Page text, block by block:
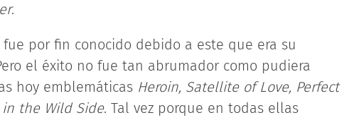
.
por fin conocido debido a este que era su
el éxito no fue tan abrumador como pudiera
hoy emblemáticas Heroin, Satellite of Love, Perfect
in the Wild Side. Tal vez porque en todas ellas